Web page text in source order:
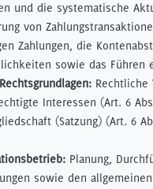
und die systematische
von
Zahlungen, die
sowie das Führen
Rechtsgrundlagen: Rechtliche
Interessen (Art. 6
(Satzung) (Art. 6
Planung,
sowie den